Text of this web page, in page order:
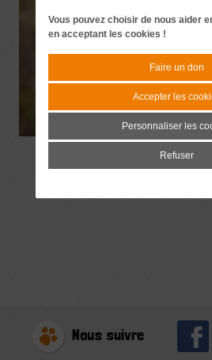
Nous suivre
Vous pouvez choisir de nous aider
en acceptant les cookies !
Faire un don
Accepter les
Personnaliser les
Refuser